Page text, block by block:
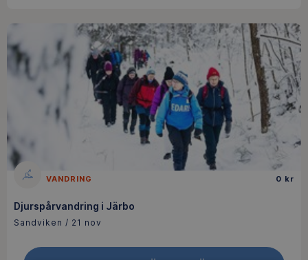
VANDRING 0 kr
Djurspårvandring i Järbo
Sandviken / 21 nov